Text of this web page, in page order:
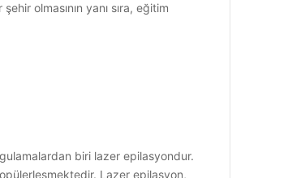
olmasının yanı sıra, eğitim
biri lazer epilasyondur.
Lazer epilasyon,